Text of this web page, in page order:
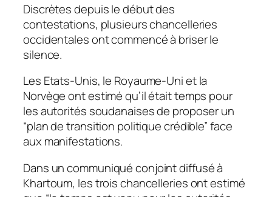
Discrètes depuis le début des
contestations, plusieurs chancelleries
occidentales ont commencé à briser le
silence.
Les Etats-Unis, le Royaume-Uni et la
Norvège ont estimé qu’il était temps pour
les autorités soudanaises de proposer un
“plan de transition politique crédible” face
aux manifestations.
Dans un communiqué conjoint diffusé à
Khartoum, les trois chancelleries ont estimé